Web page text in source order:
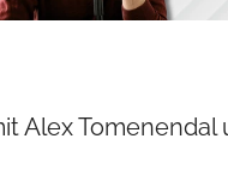
Alex Tomenendal